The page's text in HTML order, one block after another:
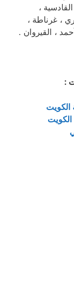
،
، غرناطة ،
، القيروان .
: